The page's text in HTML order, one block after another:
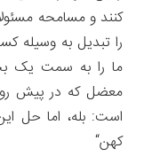
کنند و مسامحه
را تبدیل به وسیله
ما را به سمت یک
معضل که در پیش
است: بله، اما حل
کهن“